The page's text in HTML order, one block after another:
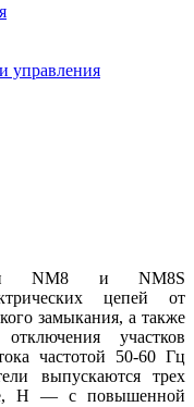
управления
NM8 и NM8S
цепей от
замыкания, а также
участков
частотой 50-60 Гц
выпускаются трех
H — с повышенной